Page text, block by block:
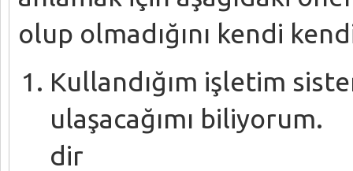
olup olmadığını kendi
Kullandığım işletim
ulaşacağımı biliyorum.
dir